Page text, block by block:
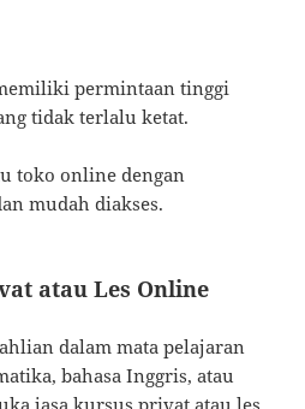
permintaan tinggi
tidak terlalu ketat.
toko online dengan
mudah diakses.
atau Les Online
dalam mata pelajaran
bahasa Inggris, atau
jasa kursus privat atau les